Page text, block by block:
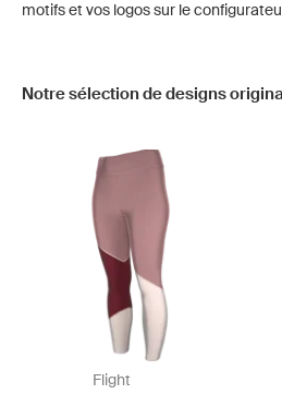
motifs et vos logos sur le
Notre sélection de designs
Flight